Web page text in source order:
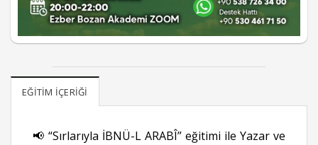
EĞITIM İÇERIĞI
📢 “Sırlarıyla İBNÜ-L ARABÎ” eğitimi ile Yazar ve